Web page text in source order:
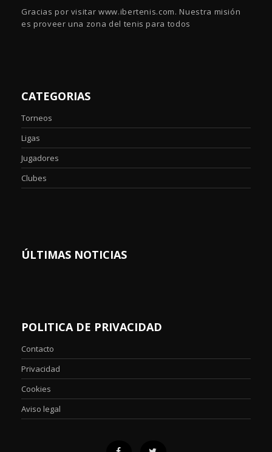
Gracias por visitar www.ibertenis.com. Nuestra misión
es proveer una zona del tenis para todos
CATEGORIAS
Torneos
Ligas
Jugadores
Clubes
ÚLTIMAS NOTICIAS
POLITICA DE PRIVACIDAD
Contacto
Privacidad
Cookies
Aviso legal